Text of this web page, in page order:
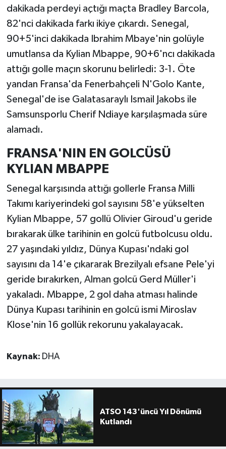
dakikada perdeyi açtığı maçta Bradley Barcola,
82'nci dakikada farkı ikiye çıkardı. Senegal,
90+5'inci dakikada Ibrahim Mbaye'nin golüyle
umutlansa da Kylian Mbappe, 90+6'ncı dakikada
attığı golle maçın skorunu belirledi: 3-1. Öte
yandan Fransa'da Fenerbahçeli N'Golo Kante,
Senegal'de ise Galatasaraylı Ismail Jakobs ile
Samsunsporlu Cherif Ndiaye karşılaşmada süre
alamadı.
FRANSA'NIN EN GOLCÜSÜ
KYLIAN MBAPPE
Senegal karşısında attığı gollerle Fransa Milli
Takımı kariyerindeki gol sayısını 58'e yükselten
Kylian Mbappe, 57 gollü Olivier Giroud'u geride
bırakarak ülke tarihinin en golcü futbolcusu oldu.
27 yaşındaki yıldız, Dünya Kupası'ndaki gol
sayısını da 14'e çıkararak Brezilyalı efsane Pele'yi
geride bırakırken, Alman golcü Gerd Müller'i
yakaladı. Mbappe, 2 gol daha atması halinde
Dünya Kupası tarihinin en golcü ismi Miroslav
Klose'nin 16 gollük rekorunu yakalayacak.
Kaynak: DHA
ATSO 143'üncü Yıl Dönümü
Kutlandı